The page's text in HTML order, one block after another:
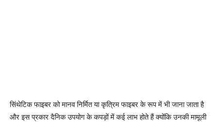
सिंथेटिक फाइबर को मानव निर्मित या कृत्रिम फाइबर के रूप में भी जाना जाता है
और इस प्रकार दैनिक उपयोग के कपड़ों में कई लाभ होते हैं क्योंकि उनकी मामूली